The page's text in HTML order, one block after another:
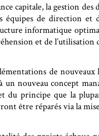
capitale, la gestion des
équipes de direction
informatique
et de l’utilisation
de nouveaux
un nouveau concept
du principe que la
être réparés via la